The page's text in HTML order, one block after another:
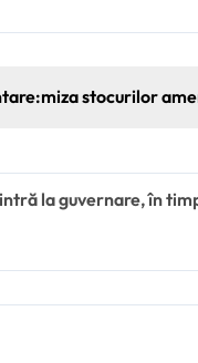
stocurilor
la guvernare, în